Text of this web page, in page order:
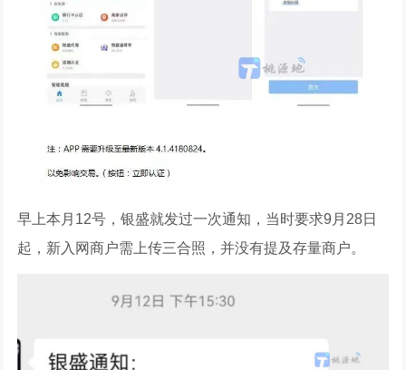
早上本月12号，银盛就发过一次通知，当时要求9月28日
起，新入网商户需上传三合照，并没有提及存量商户。